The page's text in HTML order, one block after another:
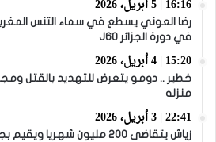
16:16 | 5 أبريل، 2026
رضا العوني يسطع في سماء التنس
في دورة الجزائر J60
15:20 | 4 أبريل، 2026
خطير .. دومو يتعرض للتهديد بالقتل
منزله
22:41 | 3 أبريل، 2026